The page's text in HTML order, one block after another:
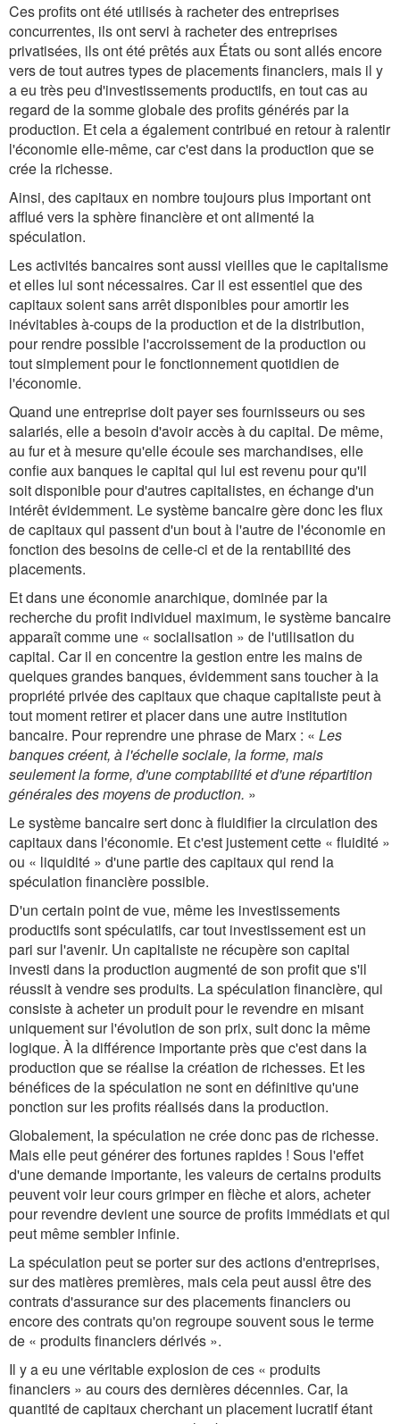
Ces profits ont été utilisés à racheter des entreprises
concurrentes, ils ont servi à racheter des entreprises
privatisées, ils ont été prêtés aux États ou sont allés encore
vers de tout autres types de placements financiers, mais il y
a eu très peu d'investissements productifs, en tout cas au
regard de la somme globale des profits générés par la
production. Et cela a également contribué en retour à ralentir
l'économie elle-même, car c'est dans la production que se
crée la richesse.
Ainsi, des capitaux en nombre toujours plus important ont
afflué vers la sphère financière et ont alimenté la
spéculation.
Les activités bancaires sont aussi vieilles que le capitalisme
et elles lui sont nécessaires. Car il est essentiel que des
capitaux soient sans arrêt disponibles pour amortir les
inévitables à-coups de la production et de la distribution,
pour rendre possible l'accroissement de la production ou
tout simplement pour le fonctionnement quotidien de
l'économie.
Quand une entreprise doit payer ses fournisseurs ou ses
salariés, elle a besoin d'avoir accès à du capital. De même,
au fur et à mesure qu'elle écoule ses marchandises, elle
confie aux banques le capital qui lui est revenu pour qu'il
soit disponible pour d'autres capitalistes, en échange d'un
intérêt évidemment. Le système bancaire gère donc les flux
de capitaux qui passent d'un bout à l'autre de l'économie en
fonction des besoins de celle-ci et de la rentabilité des
placements.
Et dans une économie anarchique, dominée par la
recherche du profit individuel maximum, le système bancaire
apparaît comme une « socialisation » de l'utilisation du
capital. Car il en concentre la gestion entre les mains de
quelques grandes banques, évidemment sans toucher à la
propriété privée des capitaux que chaque capitaliste peut à
tout moment retirer et placer dans une autre institution
bancaire. Pour reprendre une phrase de Marx : « Les
banques créent, à l'échelle sociale, la forme, mais
seulement la forme, d'une comptabilité et d'une répartition
générales des moyens de production. »
Le système bancaire sert donc à fluidifier la circulation des
capitaux dans l'économie. Et c'est justement cette « fluidité »
ou « liquidité » d'une partie des capitaux qui rend la
spéculation financière possible.
D'un certain point de vue, même les investissements
productifs sont spéculatifs, car tout investissement est un
pari sur l'avenir. Un capitaliste ne récupère son capital
investi dans la production augmenté de son profit que s'il
réussit à vendre ses produits. La spéculation financière, qui
consiste à acheter un produit pour le revendre en misant
uniquement sur l'évolution de son prix, suit donc la même
logique. À la différence importante près que c'est dans la
production que se réalise la création de richesses. Et les
bénéfices de la spéculation ne sont en définitive qu'une
ponction sur les profits réalisés dans la production.
Globalement, la spéculation ne crée donc pas de richesse.
Mais elle peut générer des fortunes rapides ! Sous l'effet
d'une demande importante, les valeurs de certains produits
peuvent voir leur cours grimper en flèche et alors, acheter
pour revendre devient une source de profits immédiats et qui
peut même sembler infinie.
La spéculation peut se porter sur des actions d'entreprises,
sur des matières premières, mais cela peut aussi être des
contrats d'assurance sur des placements financiers ou
encore des contrats qu'on regroupe souvent sous le terme
de « produits financiers dérivés ».
Il y a eu une véritable explosion de ces « produits
financiers » au cours des dernières décennies. Car, la
quantité de capitaux cherchant un placement lucratif étant